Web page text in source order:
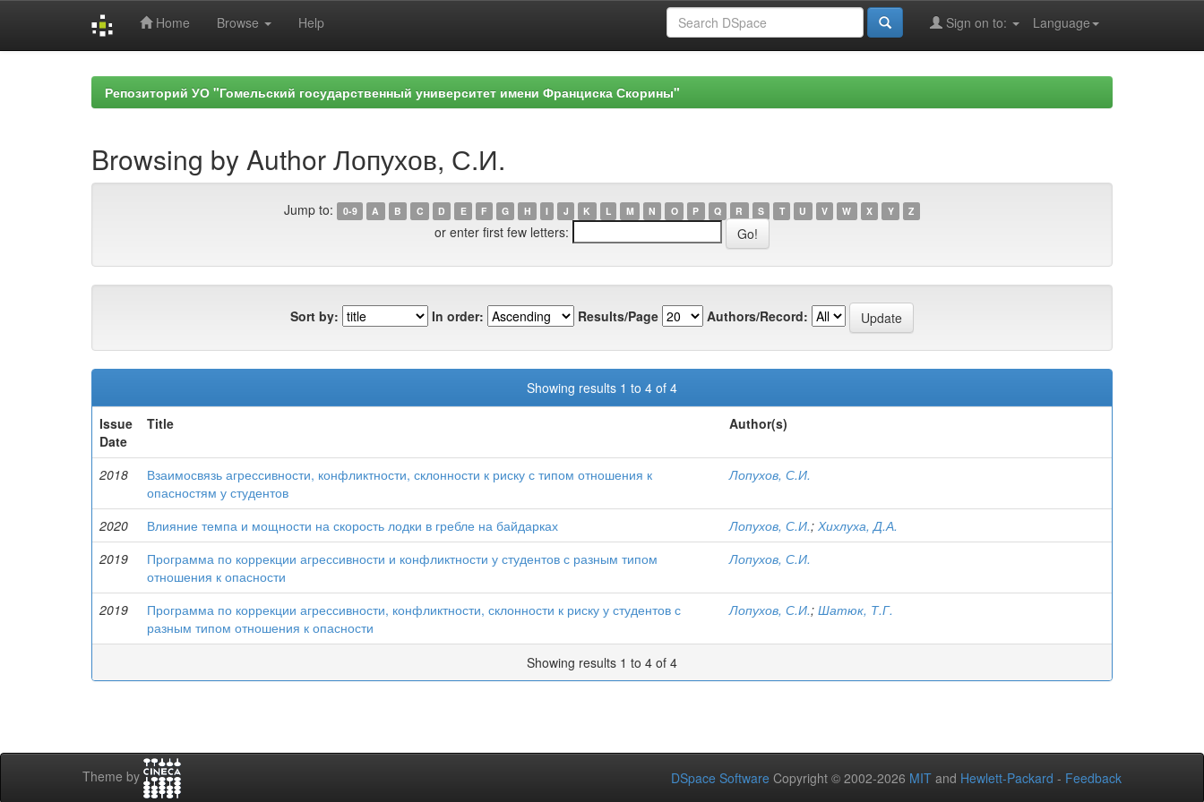
Home Browse Help Language
Sign on to:
Репозиторий УО "Гомельский государственный университет имени Франциска Скорины"
Browsing by Author Лопухов, С.И.
Jump to: 0-9 A B C D E F G H I J K L M N O P Q R S T U V W X Y Z
or enter first few letters:
Sort by: In order: Results/Page Authors/Record:
Showing results 1 to 4 of 4
Issue
Date
Title Author(s)
2018
Взаимосвязь агрессивности, конфликтности, склонности к риску с типом отношения к
опасностям у студентов
Лопухов, С.И.
2020 Влияние темпа и мощности на скорость лодки в гребле на байдарках Лопухов, С.И.; Хихлуха, Д.А.
2019
Программа по коррекции агрессивности и конфликтности у студентов с разным типом
отношения к опасности
Лопухов, С.И.
2019
Программа по коррекции агрессивности, конфликтности, склонности к риску у студентов с
разным типом отношения к опасности
Лопухов, С.И.; Шатюк, Т.Г.
Showing results 1 to 4 of 4
Theme by DSpace Software Copyright © 2002-2026 MIT and Hewlett-Packard - Feedback